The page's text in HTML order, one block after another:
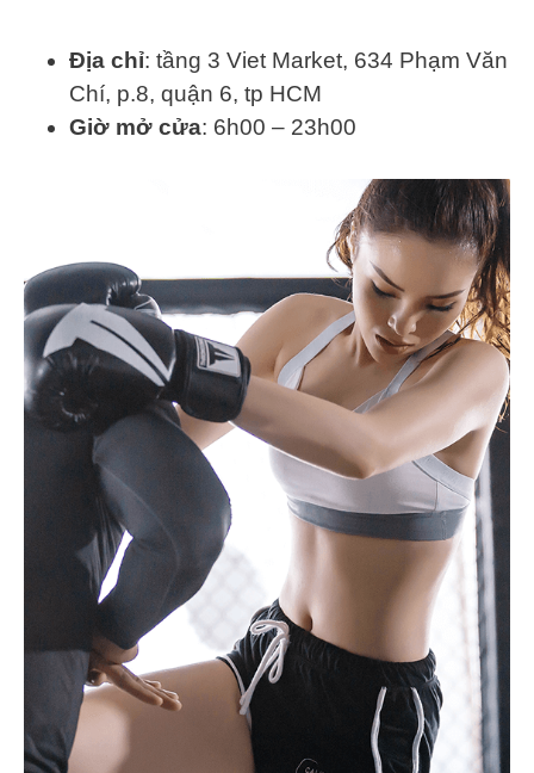
Địa chỉ: tầng 3 Viet Market, 634 Phạm Văn
Chí, p.8, quận 6, tp HCM
Giờ mở cửa: 6h00 – 23h00